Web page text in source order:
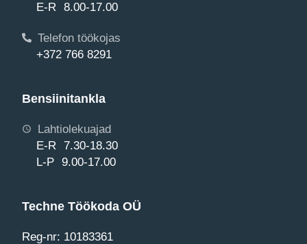
E-R 8.00-17.00
Telefon töökojas
+372 766 8291
Bensiinitankla
Lahtiolekuajad
E-R 7.30-18.30
L-P 9.00-17.00
Techne Töökoda OÜ
Reg-nr: 10183361